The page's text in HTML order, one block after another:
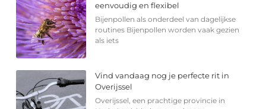
eenvoudig en flexibel
Bijenpollen als onderdeel van dagelijkse
routines Bijenpollen worden vaak gezien
als iets
Vind vandaag nog je perfecte rit in
Overijssel
Overijssel, een prachtige provincie in